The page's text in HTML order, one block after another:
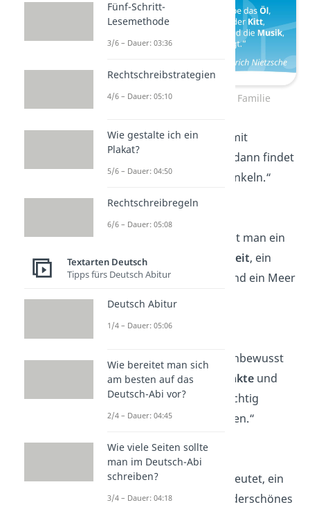
Bekannte Zitate über Familie
„Kinder sollte man mit
Knoblauch
füttern, dann findet
man sie auch im Dunkeln.“
— Madonna
„Bei Kindern braucht man ein
Gläschen voll
Weisheit, ein
Fass voll
und ein Meer
vonGeduld
„Kinder berühren unbewusst
unserewunden Punkteund
helfen uns damit, richtig
erwachsen zu werden.“
„Familie zu sein bedeutet, ein
Teil von etwas Wunderschönes
Fünf-Schritt-
Lesemethode
3/6 – Dauer: 03:36
Rechtschreibstrategien
4/6 – Dauer: 05:10
Wie gestalte ich ein
Plakat?
5/6 – Dauer: 04:50
Rechtschreibregeln
6/6 – Dauer: 05:08
Textarten Deutsch
Tipps fürs Deutsch Abitur
Deutsch Abitur
1/4 – Dauer: 05:06
Wie bereitet man sich
am besten auf das
Deutsch-Abi vor?
2/4 – Dauer: 04:45
Wie viele Seiten sollte
man im Deutsch-Abi
schreiben?
3/4 – Dauer: 04:18